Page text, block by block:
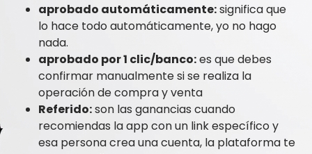
aprobado automáticamente:significa que
lo hace todo automáticamente, yo no hago
nada.
aprobado por 1 clic/banco:es que debes
confirmar manualmente si se realiza la
operación de compra y venta
Referido:son las ganancias cuando
recomiendas la app con un link específico y
esa persona crea una cuenta, la plataforma te